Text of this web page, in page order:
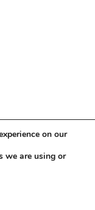
on our
we are using or
Banner